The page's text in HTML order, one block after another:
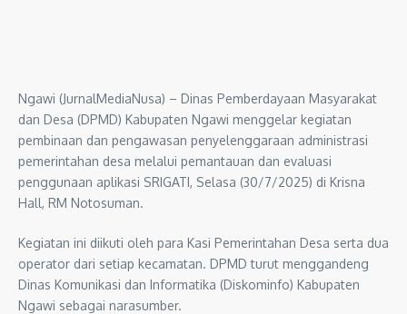
Ngawi (JurnalMediaNusa) – Dinas Pemberdayaan Masyarakat
dan Desa (DPMD) Kabupaten Ngawi menggelar kegiatan
pembinaan dan pengawasan penyelenggaraan administrasi
pemerintahan desa melalui pemantauan dan evaluasi
penggunaan aplikasi SRIGATI, Selasa (30/7/2025) di Krisna
Hall, RM Notosuman.
Kegiatan ini diikuti oleh para Kasi Pemerintahan Desa serta dua
operator dari setiap kecamatan. DPMD turut menggandeng
Dinas Komunikasi dan Informatika (Diskominfo) Kabupaten
Ngawi sebagai narasumber.